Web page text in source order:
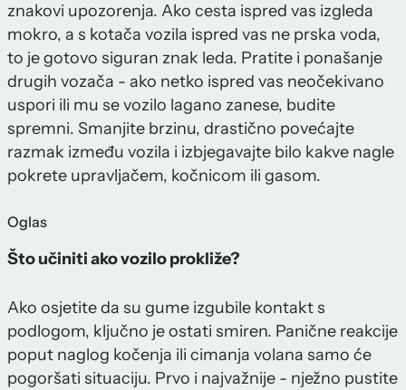
znakovi upozorenja. Ako cesta ispred vas izgleda
mokro, a s kotača vozila ispred vas ne prska voda,
to je gotovo siguran znak leda. Pratite i ponašanje
drugih vozača - ako netko ispred vas neočekivano
uspori ili mu se vozilo lagano zanese, budite
spremni. Smanjite brzinu, drastično povećajte
razmak između vozila i izbjegavajte bilo kakve nagle
pokrete upravljačem, kočnicom ili gasom.
Oglas
Što učiniti ako vozilo prokliže?
Ako osjetite da su gume izgubile kontakt s
podlogom, ključno je ostati smiren. Panične reakcije
poput naglog kočenja ili cimanja volana samo će
pogoršati situaciju. Prvo i najvažnije - nježno pustite